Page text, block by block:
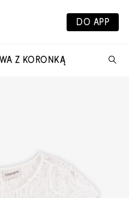
DO APP
Z KORONKĄ